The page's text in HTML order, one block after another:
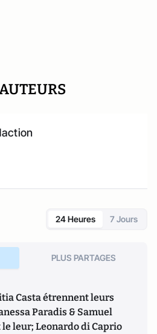
24 Heures 7 Jours
PLUS PARTAGES
Casta étrennent leurs
Paradis & Samuel
leur; Leonardo di Caprio